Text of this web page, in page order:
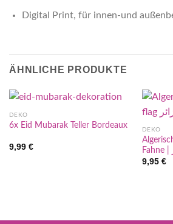
Digital Print, für innen-und
ÄHNLICHE PRODUKTE
DEKO
6x Eid Mubarak Teller Bordeaux
9,99 €
DEKO
9,95 €